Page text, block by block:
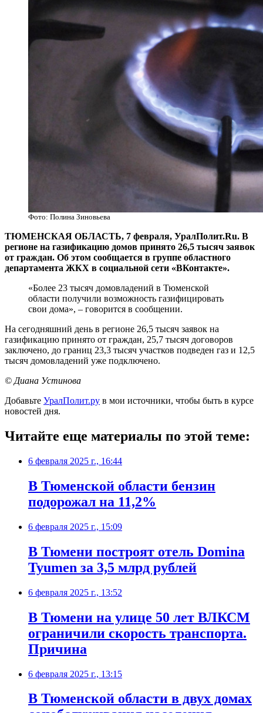
Фото: Полина Зиновьева
ТЮМЕНСКАЯ ОБЛАСТЬ, 7 февраля, УралПолит.Ru. В
регионе на газификацию домов принято 26,5 тысяч заявок
от граждан. Об этом сообщается в группе областного
департамента ЖКХ в социальной сети «ВКонтакте».
«Более 23 тысяч домовладений в Тюменской
области получили возможность газифицировать
свои дома», – говорится в сообщении.
На сегодняшний день в регионе 26,5 тысяч заявок на
газификацию принято от граждан, 25,7 тысяч договоров
заключено, до границ 23,3 тысяч участков подведен газ и 12,5
тысяч домовладений уже подключено.
© Диана Устинова
Добавьте УралПолит.ру в мои источники, чтобы быть в курсе
новостей дня.
Читайте еще материалы по этой теме:
6 февраля 2025 г., 16:44
В Тюменской области бензин
подорожал на 11,2%
6 февраля 2025 г., 15:09
В Тюмени построят отель Domina
Tyumen за 3,5 млрд рублей
6 февраля 2025 г., 13:52
В Тюмени на улице 50 лет ВЛКСМ
ограничили скорость транспорта.
Причина
6 февраля 2025 г., 13:15
В Тюменской области в двух домах